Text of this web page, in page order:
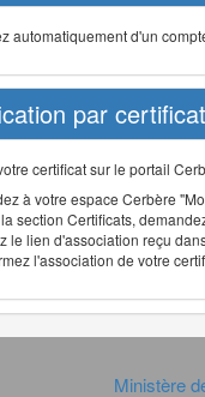
automatiquement d'un
par certificat
certificat sur le portail
à votre espace Cerbère
section Certificats,
le lien d'association reçu
l'association de votre
Ministère